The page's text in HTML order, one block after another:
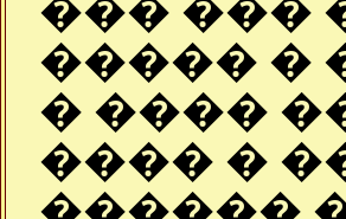
��� ���
����� �
� ����
���� �